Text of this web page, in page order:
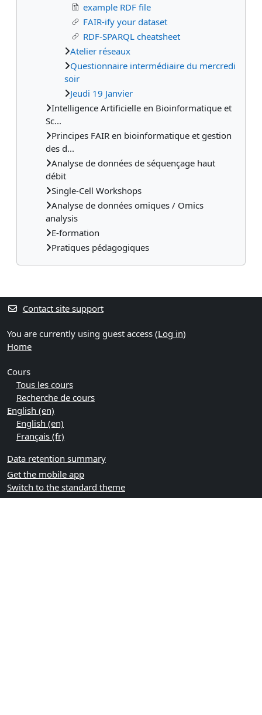
example RDF file
FAIR-ify your dataset
RDF-SPARQL cheatsheet
Atelier réseaux
Questionnaire intermédiaire du mercredi
soir
Jeudi 19 Janvier
Intelligence Artificielle en Bioinformatique et
Sc...
Principes FAIR en bioinformatique et gestion
des d...
Analyse de données de séquençage haut
débit
Single-Cell Workshops
Analyse de données omiques / Omics
analysis
E-formation
Pratiques pédagogiques
Contact site support
You are currently using guest access (Log in)
Home
Cours
Tous les cours
Recherche de cours
English ‎(en)‎
English ‎(en)‎
Français ‎(fr)‎
Data retention summary
Get the mobile app
Switch to the standard theme